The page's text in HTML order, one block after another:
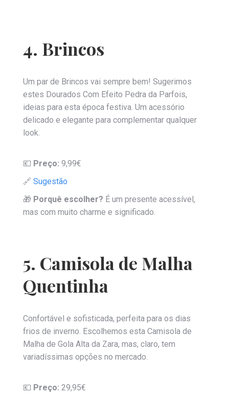
4. Brincos
Um par de Brincos vai sempre bem! Sugerimos
estes Dourados Com Efeito Pedra da Parfois,
ideias para esta época festiva. Um acessório
delicado e elegante para complementar qualquer
look.
💶 Preço: 9,99€
🔗 Sugestão
🎁 Porquê escolher? É um presente acessível,
mas com muito charme e significado.
5. Camisola de Malha
Quentinha
Confortável e sofisticada, perfeita para os dias
frios de inverno. Escolhemos esta Camisola de
Malha de Gola Alta da Zara, mas, claro, tem
variadíssimas opções no mercado.
💶 Preço: 29,95€